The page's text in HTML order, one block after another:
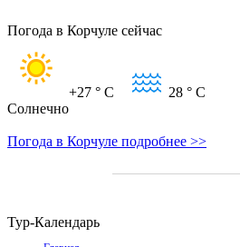
Погода в Корчуле сейчас
+27 ° C 28 ° C
Солнечно
Погода в Корчуле подробнее >>
Тур-Календарь